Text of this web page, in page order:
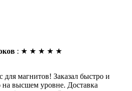
: ★ ★ ★ ★ ★
для магнитов! Заказал быстро и
на высшем уровне. Доставка